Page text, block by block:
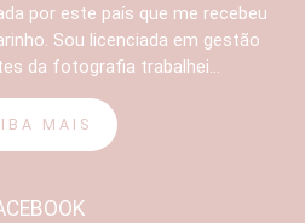
por este país que me recebeu
Sou licenciada em gestão
da fotografia trabalhei...
MAIS